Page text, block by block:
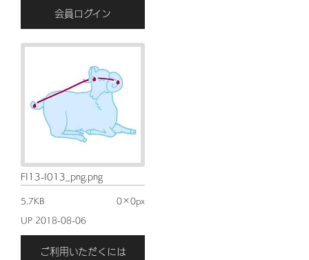
会員ログイン
FI13-I013_png.png
5.7KB
0×0px
UP 2018-08-06
ご利用いただくには